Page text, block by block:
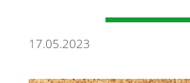
17.05.2023